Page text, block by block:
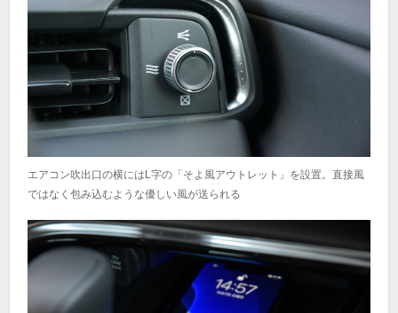
エアコン吹出口の横にはL字の「そよ風アウトレット」を設置。直接風
ではなく包み込むような優しい風が送られる